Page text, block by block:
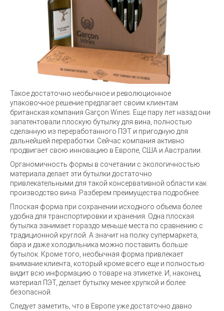
Такое достаточно необычное и революционное
упаковочное решение предлагает своим клиентам
британская компания Garçon Wines. Еще пару лет назад они
запатентовали плоскую бутылку для вина, полностью
сделанную из переработанного ПЭТ и пригодную для
дальнейшей переработки. Сейчас компания активно
продвигает свою инновацию в Европе, США и Австралии.
Органомичность формы в сочетании с экологичностью
материала делает эти бутылки достаточно
привлекательными для такой консервативной области как
производство вина. Разберем преимущества подробнее.
Плоская форма при сохранении исходного объема более
удобна для транспортировки и хранения. Одна плоская
бутылка занимает гораздо меньше места по сравнению с
традиционной круглой. А значит на полку супермаркета,
бара и даже холодильника можно поставить больше
бутылок. Кроме того, необычная форма привлекает
внимание клиента, который кроме всего еще и полностью
видит всю информацию о товаре на этикетке. И, наконец,
материал ПЭТ, делает бутылку менее хрупкой и более
безопасной.
Следует заметить, что в Европе уже достаточно давно